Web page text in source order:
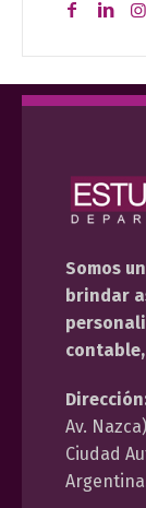
Somos
brindar
Av.
Ciudad